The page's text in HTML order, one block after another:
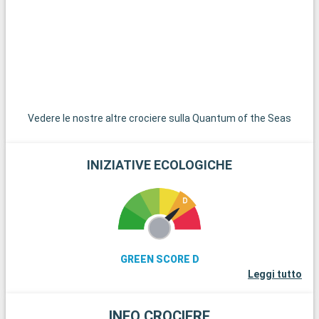
Vedere le nostre altre crociere sulla Quantum of the Seas
INIZIATIVE ECOLOGICHE
GREEN SCORE D
Leggi tutto